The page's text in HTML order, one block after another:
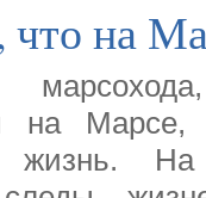
на
на
жизнь.